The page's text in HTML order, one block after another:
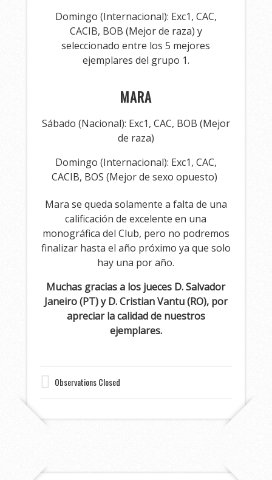
Domingo (Internacional): Exc1, CAC,
CACIB, BOB (Mejor de raza) y
seleccionado entre los 5 mejores
ejemplares del grupo 1.
MARA
Sábado (Nacional): Exc1, CAC, BOB (Mejor
de raza)
Domingo (Internacional): Exc1, CAC,
CACIB, BOS (Mejor de sexo opuesto)
Mara se queda solamente a falta de una
calificación de excelente en una
monográfica del Club, pero no podremos
finalizar hasta el año próximo ya que solo
hay una por año.
Muchas gracias a los jueces D. Salvador
Janeiro (PT) y D. Cristian Vantu (RO), por
apreciar la calidad de nuestros
ejemplares.
Observations Closed